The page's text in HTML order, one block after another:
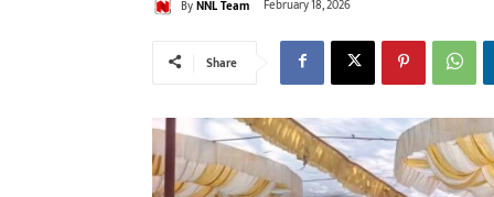
ByNNL Team February 18, 2026
Share